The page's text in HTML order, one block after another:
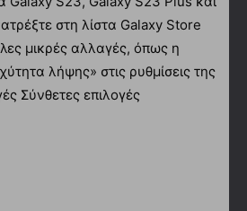
στη λίστα Galaxy Store
μικρές αλλαγές, όπως η
λήψης» στις ρυθμίσεις της
Σύνθετες επιλογές